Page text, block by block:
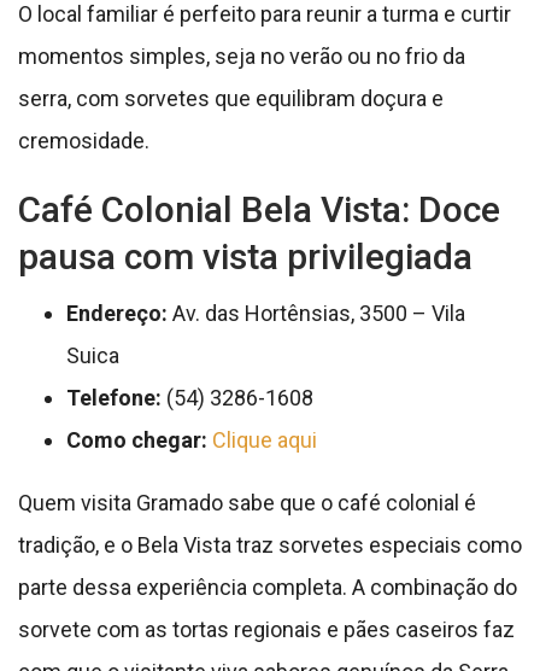
O local familiar é perfeito para reunir a turma e curtir
momentos simples, seja no verão ou no frio da
serra, com sorvetes que equilibram doçura e
cremosidade.
Café Colonial Bela Vista: Doce
pausa com vista privilegiada
Endereço: Av. das Hortênsias, 3500 – Vila
Suica
Telefone: (54) 3286-1608
Como chegar: Clique aqui
Quem visita Gramado sabe que o café colonial é
tradição, e o Bela Vista traz sorvetes especiais como
parte dessa experiência completa. A combinação do
sorvete com as tortas regionais e pães caseiros faz